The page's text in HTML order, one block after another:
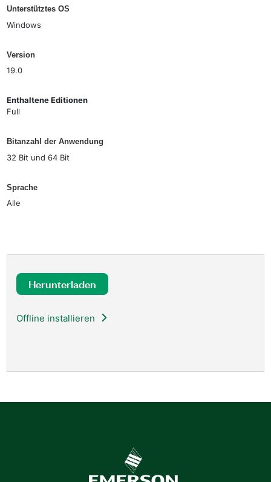
Unterstütztes OS
Windows
Version
19.0
Enthaltene Editionen
Full
Bitanzahl der Anwendung
32 Bit und 64 Bit
Sprache
Alle
Herunterladen
Offline installieren